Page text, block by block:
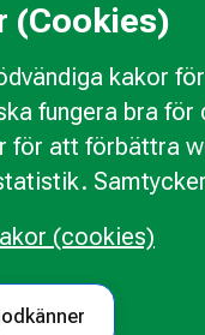
(Cookies)
kakor
fungera bra för
för att förbättra
(cookies)
och skuldrådgivning